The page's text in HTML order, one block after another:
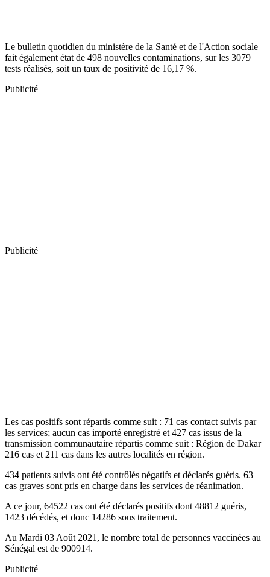
Le bulletin quotidien du ministère de la Santé et de l'Action sociale
fait également état de 498 nouvelles contaminations, sur les 3079
tests réalisés, soit un taux de positivité de 16,17 %.
Publicité
Publicité
Les cas positifs sont répartis comme suit : 71 cas contact suivis par
les services; aucun cas importé enregistré et 427 cas issus de la
transmission communautaire répartis comme suit : Région de Dakar
216 cas et 211 cas dans les autres localités en région.
434 patients suivis ont été contrôlés négatifs et déclarés guéris. 63
cas graves sont pris en charge dans les services de réanimation.
A ce jour, 64522 cas ont été déclarés positifs dont 48812 guéris,
1423 décédés, et donc 14286 sous traitement.
Au Mardi 03 Août 2021, le nombre total de personnes vaccinées au
Sénégal est de 900914.
Publicité